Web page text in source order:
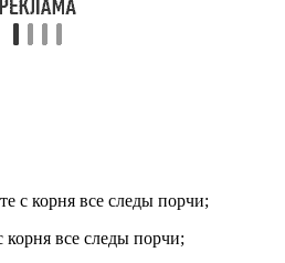
с корня все следы порчи;
корня все следы порчи;